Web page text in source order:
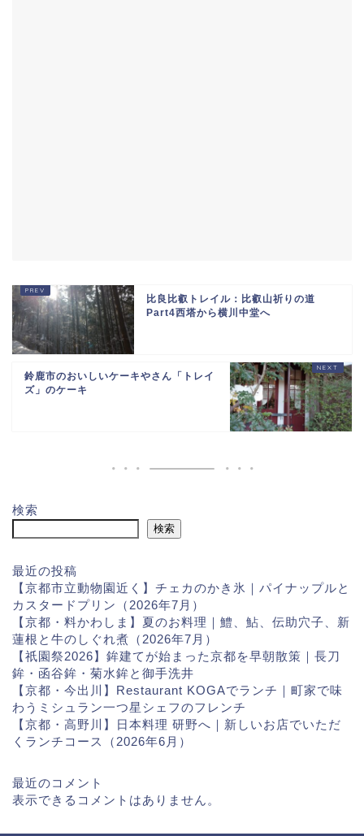
比良比叡トレイル：比叡山祈りの道
Part4西塔から横川中堂へ
鈴鹿市のおいしいケーキやさん「トレイ
ズ」のケーキ
検索
検索
最近の投稿
【京都市立動物園近く】チェカのかき氷｜パイナップルと
カスタードプリン（2026年7月）
【京都・料かわしま】夏のお料理｜鱧、鮎、伝助穴子、新
蓮根と牛のしぐれ煮（2026年7月）
【祇園祭2026】鉾建てが始まった京都を早朝散策｜長刀
鉾・函谷鉾・菊水鉾と御手洗井
【京都・今出川】Restaurant KOGAでランチ｜町家で味
わうミシュラン一つ星シェフのフレンチ
【京都・高野川】日本料理 研野へ｜新しいお店でいただ
くランチコース（2026年6月）
最近のコメント
表示できるコメントはありません。